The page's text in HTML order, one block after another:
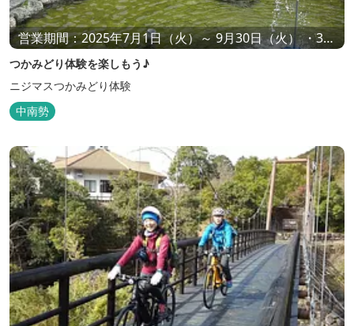
営業期間：2025年7月1日（火）～ 9月30日（火） ・3日
前までの要予約 ・必要に応じた量（㎏数）をご注文くだ
つかみどり体験を楽しもう♪
ニジマスつかみどり体験
中南勢